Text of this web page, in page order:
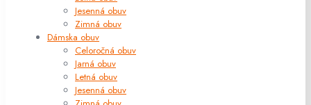
Jesenná obuv
Zimná obuv
Dámska obuv
Celoročná obuv
Jarná obuv
Letná obuv
Jesenná obuv